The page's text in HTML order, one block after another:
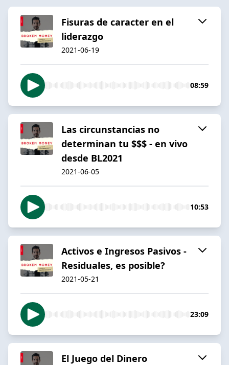
Fisuras de caracter en el
liderazgo
2021-06-19
08:59
Las circunstancias no
determinan tu $$$ - en vivo
desde BL2021
2021-06-05
10:53
Activos e Ingresos Pasivos -
Residuales, es posible?
2021-05-21
23:09
El Juego del Dinero